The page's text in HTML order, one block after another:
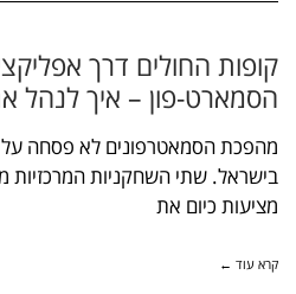
קופות החולים דרך
הסמארט-פון – איך לנהל
מהפכת הסמאטרפונים לא פסחה על
בישראל. שתי השחקניות המרכזיות
מציעות כיום את
קרא עוד ←